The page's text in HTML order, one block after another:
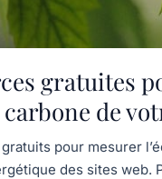
gratuites
de
gratuits pour mesurer
des sites web.